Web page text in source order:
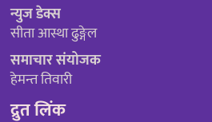
न्युज डेक्स
सीता आस्था ढुङ्गेल
समाचार संयोजक
हेमन्त तिवारी
द्रुत लिंक